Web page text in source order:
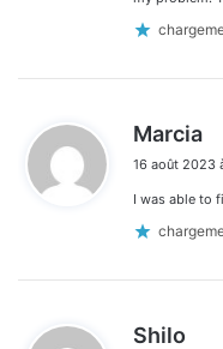
Marcia
t
16 août 2023
I was able to
Shilo